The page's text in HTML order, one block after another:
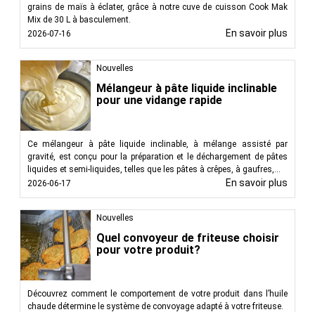
grains de maïs à éclater, grâce à notre cuve de cuisson Cook Mak
Mix de 30 L à basculement.
2026-07-16
En savoir plus
Nouvelles
Mélangeur à pâte liquide inclinable
pour une vidange rapide
Ce mélangeur à pâte liquide inclinable, à mélange assisté par
gravité, est conçu pour la préparation et le déchargement de pâtes
liquides et semi-liquides, telles que les pâtes à crêpes, à gaufres,...
2026-06-17
En savoir plus
Nouvelles
Quel convoyeur de friteuse choisir
pour votre produit?
Découvrez comment le comportement de votre produit dans l’huile
chaude détermine le système de convoyage adapté à votre friteuse.